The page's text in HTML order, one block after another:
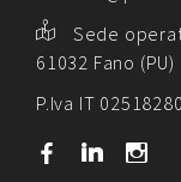
Sede
61032 Fano (PU)
P.Iva IT
b j x